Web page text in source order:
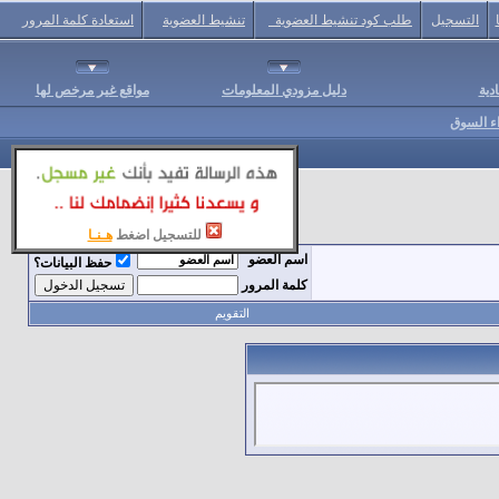
للتسجيل اضغط هـنـا
التسجيل طلب كود تنشيط العضوية تنشيط العضوية استعادة كلمة المرور
دليل مزودي المعلومات مواقع غير مرخص لها
السوق
اسم العضو
حفظ البيانات؟
كلمة المرور
التقويم